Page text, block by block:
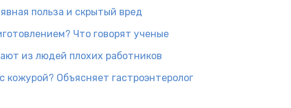
польза и скрытый вред
Что говорят ученые
из людей плохих работников
кожурой? Объясняет гастроэнтеролог